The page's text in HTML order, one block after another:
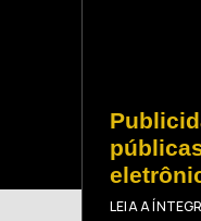
LEIA A